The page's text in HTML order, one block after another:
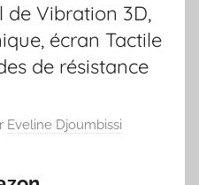
de Vibration 3D,
écran Tactile
de résistance
Eveline Djoumbissi